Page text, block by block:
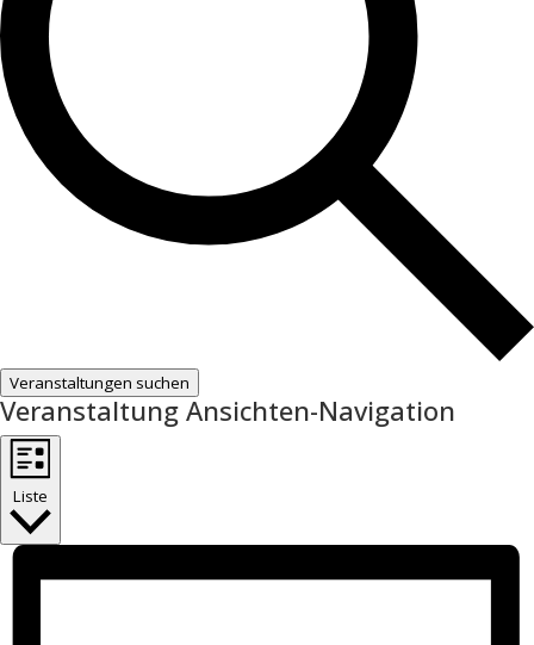
Veranstaltungen suchen
Veranstaltung Ansichten-Navigation
Liste